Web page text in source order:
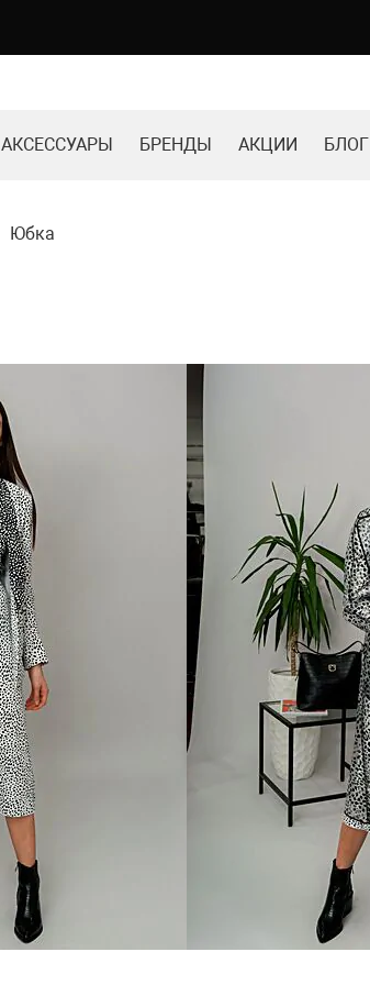
АКСЕССУАРЫ БРЕНДЫ АКЦИИ БЛОГ
Юбка